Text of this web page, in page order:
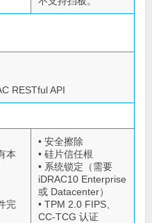
RESTful API
本
完
• 安全擦除
• 硅片信任根
• 系统锁定（需要
iDRAC10 Enterprise
或 Datacenter）
• TPM 2.0 FIPS、
CC-TCG 认证